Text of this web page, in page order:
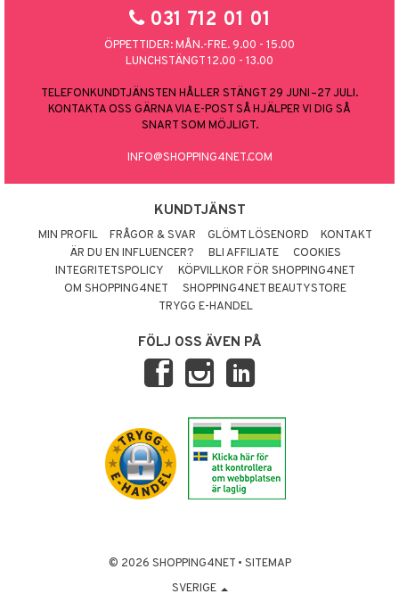
031 712 01 01
ÖPPETTIDER: MÅN.-FRE. 9.00 - 15.00
LUNCHSTÄNGT 12.00 - 13.00
TELEFONKUNDTJÄNSTEN HÅLLER STÄNGT 29 JUNI–27 JULI.
KONTAKTA OSS GÄRNA VIA E-POST SÅ HJÄLPER VI DIG SÅ
SNART SOM MÖJLIGT.
INFO@SHOPPING4NET.COM
KUNDTJÄNST
MIN PROFIL FRÅGOR & SVAR GLÖMT LÖSENORD
KONTAKT
ÄR DU EN INFLUENCER?
BLI AFFILIATE
COOKIES
INTEGRITETSPOLICY
KÖPVILLKOR FÖR SHOPPING4NET
OM SHOPPING4NET
SHOPPING4NET BEAUTYSTORE
TRYGG E-HANDEL
FÖLJ OSS ÄVEN PÅ
© 2026 SHOPPING4NET • SITEMAP
SVERIGE